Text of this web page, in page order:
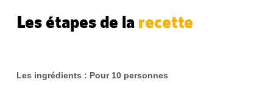
Les étapes de la recette
Les ingrédients : Pour 10 personnes